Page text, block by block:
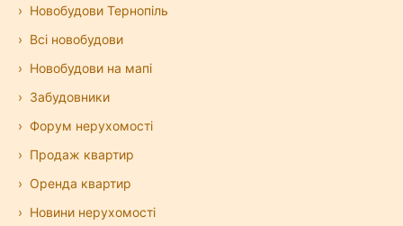
Новобудови Тернопіль
Всі новобудови
Новобудови на мапі
Забудовники
Форум нерухомості
Продаж квартир
Оренда квартир
Новини нерухомості